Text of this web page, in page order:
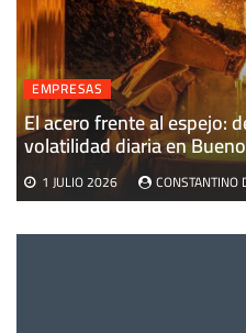
EMPRESAS
El acero frente al espejo:
volatilidad diaria en
1 JULIO 2026 CONSTANTINO